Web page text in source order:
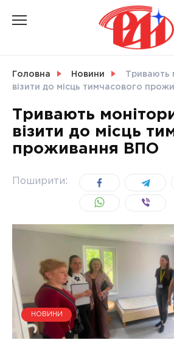
Головна Новини
Тривають
візити до місць тимчасового
Тривають
візити до місць
проживання ВПО
Поширити:
НОВИНИ